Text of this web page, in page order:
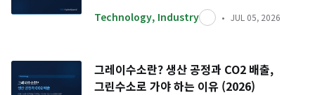
Technology, Industry JUL 05, 2026
그레이수소란? 생산 공정과 CO2 배출,
그린수소로 가야 하는 이유 (2026)